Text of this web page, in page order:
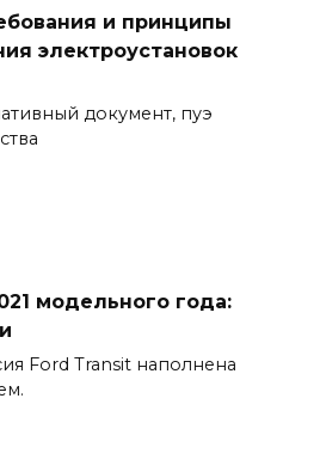
и принципы
электроустановок
документ, пуэ
модельного года:
Ford Transit наполнена